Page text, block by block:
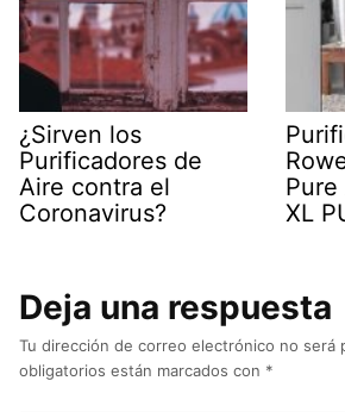
¿Sirven los
Purificadores de
Aire contra el
Coronavirus?
XL
Deja una respuesta
Tu dirección de correo electrónico no será
obligatorios están marcados con *